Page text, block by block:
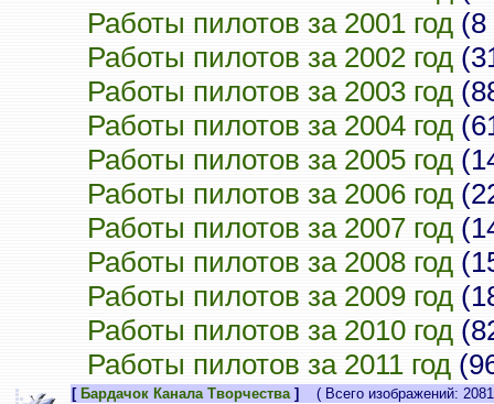
Работы пилотов за 2001 год (8
Работы пилотов за 2002 год
Работы пилотов за 2003 год
Работы пилотов за 2004 год
Работы пилотов за 2005 год
Работы пилотов за 2006 год
Работы пилотов за 2007 год
Работы пилотов за 2008 год
Работы пилотов за 2009 год
Работы пилотов за 2010 год
Работы пилотов за 2011 год
[ Бардачок Канала Творчества] ( Всего изображений: